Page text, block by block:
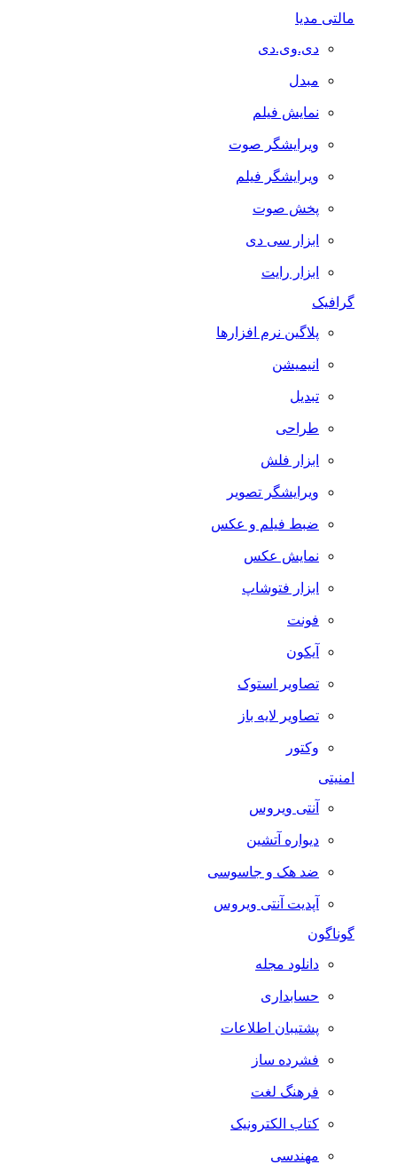
مالتی مدیا
دی.وی.دی
مبدل
نمایش فیلم
ویرایشگر صوت
ویرایشگر فیلم
پخش صوت
ابزار سی دی
ابزار رایت
گرافیک
پلاگین نرم افزارها
انیمیشن
تبدیل
طراحی
ابزار فلش
ویرایشگر تصویر
ضبط فيلم و عكس
نمایش عکس
ابزار فتوشاپ
فونت
آیکون
تصاویر استوک
تصاویر لایه باز
وکتور
امنیتی
آنتی ویروس
دیواره آتشین
ضد هک و جاسوسی
آپدیت آنتی ویروس
گوناگون
دانلود مجله
حسابداری
پشتیبان اطلاعات
فشرده ساز
فرهنگ لغت
کتاب الکترونیک
مهندسی